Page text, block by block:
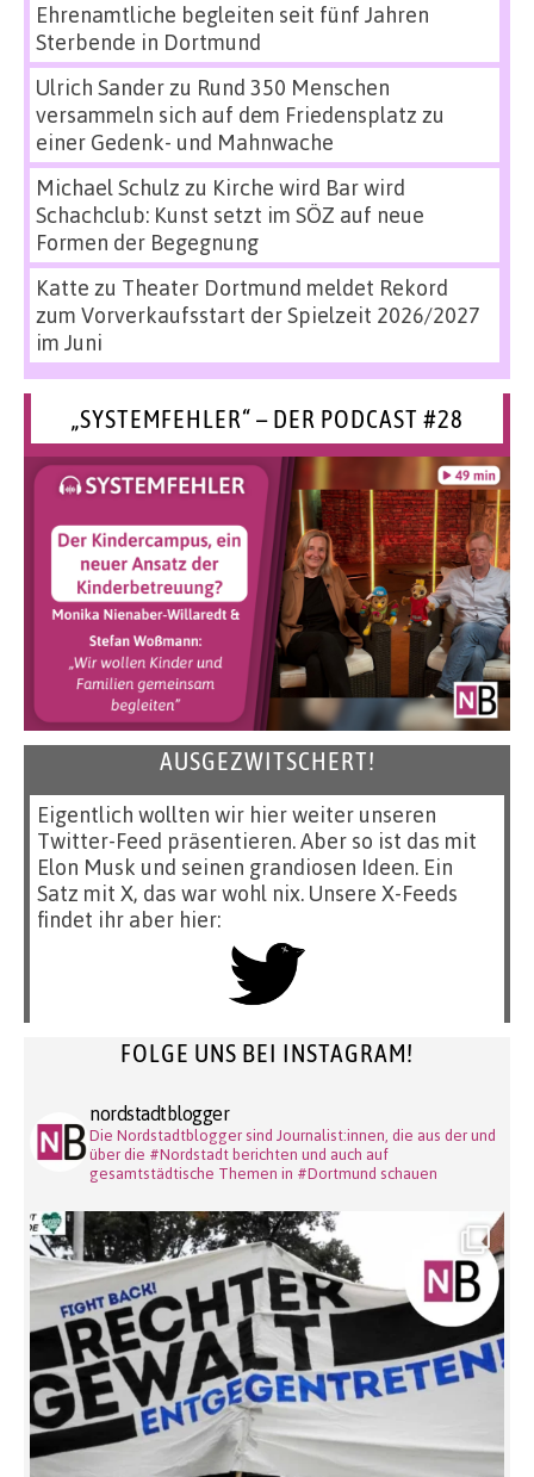
Ehrenamtliche begleiten seit fünf Jahren
Sterbende in Dortmund
Ulrich Sanderzu Rund 350 Menschen
versammeln sich auf dem Friedensplatz zu
einer Gedenk- und Mahnwache
Michael Schulz zu Kirche wird Bar wird
Schachclub: Kunst setzt im SÖZ auf neue
Formen der Begegnung
Katte zu Theater Dortmund meldet Rekord
zum Vorverkaufsstart der Spielzeit 2026/2027
im Juni
„SYSTEMFEHLER“ – DER PODCAST #28
AUSGEZWITSCHERT!
Eigentlich wollten wir hier weiter unseren
Twitter-Feed präsentieren. Aber so ist das mit
Elon Musk und seinen grandiosen Ideen. Ein
Satz mit X, das war wohl nix. Unsere X-Feeds
findet ihr aber hier:
FOLGE UNS BEI INSTAGRAM!
nordstadtblogger
Die Nordstadtblogger sind Journalist:innen, die aus der und
über die #Nordstadt berichten und auch auf
gesamtstädtische Themen in #Dortmund schauen